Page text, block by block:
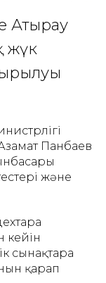
Атырау
жүк
Панбаев
және
кейін
сынақтарға
қарап